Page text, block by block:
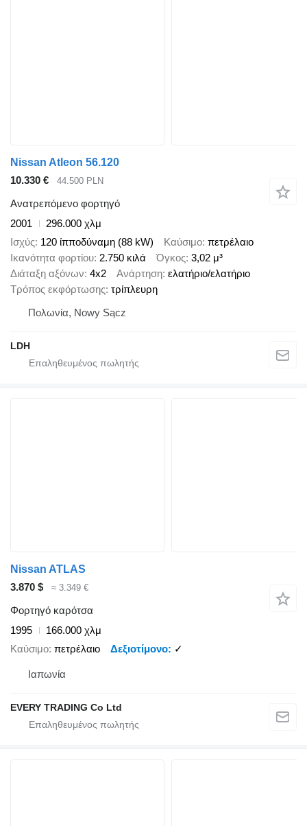
Nissan Atleon 56.120
10.330 €
44.500 PLN
Ανατρεπόμενο φορτηγό
2001
296.000 χλμ
Ισχύς 120 ίπποδύναμη (88 kW) Καύσιμο πετρέλαιο
Ικανότητα φορτίου 2.750 κιλά Όγκος 3,02 μ³
Διάταξη αξόνων 4x2 Ανάρτηση ελατήριο/ελατήριο
Τρόπος εκφόρτωσης τρίπλευρη
Πολωνία, Nowy Sącz
LDH
Nissan ATLAS
3.870 $
≈ 3.349 €
Φορτηγό καρότσα
1995
166.000 χλμ
Καύσιμο πετρέλαιο Δεξιοτίμονο ✓
Ιαπωνία
EVERY TRADING Co Ltd